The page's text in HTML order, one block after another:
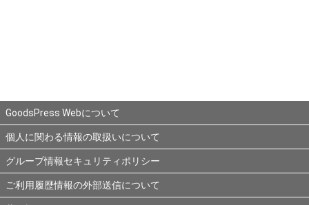
GoodsPress Webについて
個人に関わる情報の取扱いについて
グループ情報セキュリティポリシー
ご利用履歴情報の外部送信について